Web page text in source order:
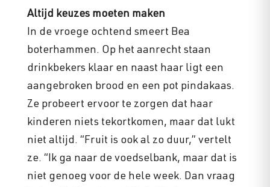
Altijd keuzes moeten maken
In de vroege ochtend smeert Bea
boterhammen. Op het aanrecht staan
drinkbekers klaar en naast haar ligt een
aangebroken brood en een pot pindakaas.
Ze probeert ervoor te zorgen dat haar
kinderen niets tekortkomen, maar dat lukt
niet altijd. “Fruit is ook al zo duur,” vertelt
ze. “Ik ga naar de voedselbank, maar dat is
niet genoeg voor de hele week. Dan vraag